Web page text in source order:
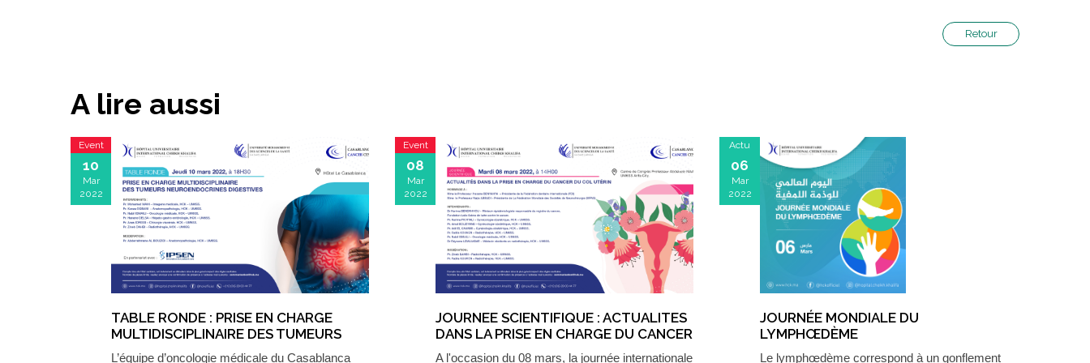
Retour
A lire aussi
Event
10
Mar
2022
TABLE RONDE : PRISE EN CHARGE
MULTIDISCIPLINAIRE DES TUMEURS
NEUROENDOCRINES DIGESTIVES
L’équipe d’oncologie médicale du Casablanca
Event
08
Mar
2022
JOURNEE SCIENTIFIQUE : ACTUALITES
DANS LA PRISE EN CHARGE DU CANCER
DU COL UTÉRIN
A l'occasion du 08 mars, la journée internationale
Actu
06
Mar
2022
JOURNÉE MONDIALE DU
LYMPHŒDÈME
Le lymphœdème correspond à un gonflement